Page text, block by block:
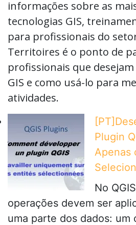
informações sobre as
tecnologias GIS,
para profissionais do
Territoires é o ponto de
profissionais que
GIS e como usá-lo para
atividades.
Plugin
Apenas
No
operações devem ser
uma parte dos dados: um